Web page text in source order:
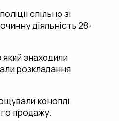
спільно зі
діяльність 28-
знаходили
розкладання
коноплі.
продажу.